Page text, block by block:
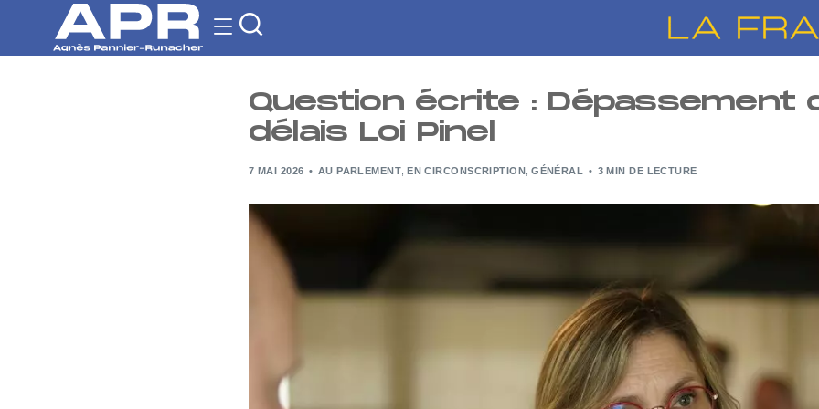
Question écrite : Dépassement
délais Loi Pinel
7 MAI 2026 AU PARLEMENT ,EN CIRCONSCRIPTION ,GÉNÉRAL 3 MIN DE LECTURE